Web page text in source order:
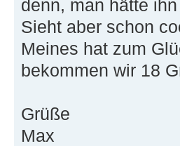
denn, man hätte
Sieht aber schon
Meines hat zum
bekommen wir 18
Grüße
Max